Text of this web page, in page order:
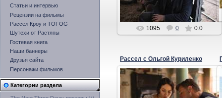
Статьи и интервью
Рецензии на фильмы
Рассел Кроу и TOFOG
Шутехи от Растяпы
Гостевая книга
Наши баннеры
Друзья сайта
Персонажи фильмов
Категории раздела
1095 0 0.0
Рассел с Ольгой Куриленко
13.11.2014
Лекс